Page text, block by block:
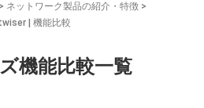
> ネットワーク製品の紹介・特徴 >
| 機能比較
機能比較一覧